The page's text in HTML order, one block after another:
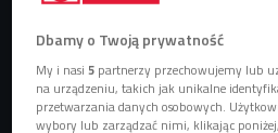
DIY po polsku, czyli jak nauczyć się
Wayne0216
Dama z Wiertarką to projekt
Dbamy o Twoją prywatność
My i nasi5 partnerzy przechowujemy lub
na urządzeniu, takich jak unikalne
przetwarzania danych osobowych.
wybory lub zarządzać nimi, klikając